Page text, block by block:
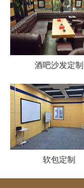
酒吧沙发定制
软包定制